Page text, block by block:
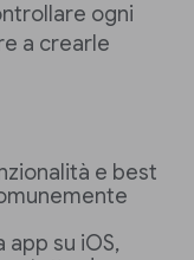
ogni
a crearle
e best
app su iOS,